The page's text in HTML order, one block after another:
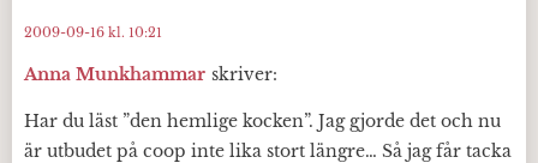
Anna Munkhammar skriver:
2009-09-16 kl. 10:21
Har du läst ”den hemlige kocken”. Jag gjorde det och nu
är utbudet på coop inte lika stort längre… Så jag får tacka